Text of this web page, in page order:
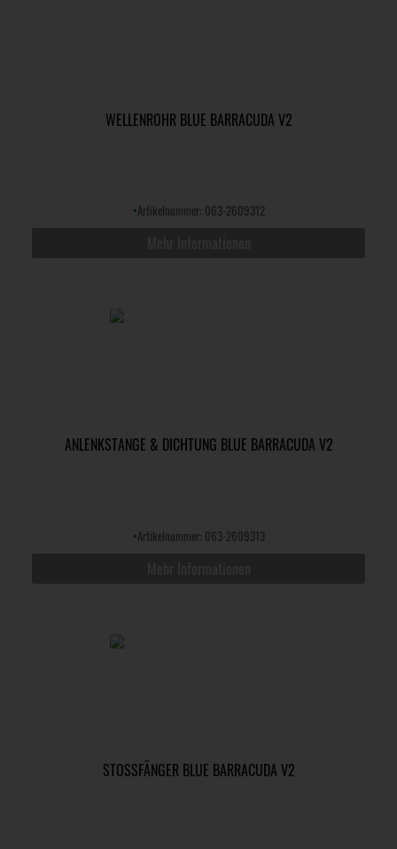
WELLENROHR BLUE BARRACUDA V2
•Artikelnummer: 063-2609312
ANLENKSTANGE & DICHTUNG BLUE BARRACUDA V2
•Artikelnummer: 063-2609313
STOSSFÄNGER BLUE BARRACUDA V2